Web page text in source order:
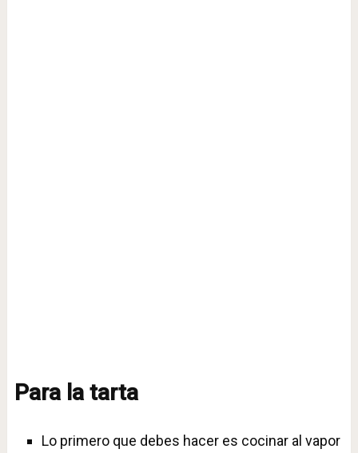
Para la tarta
Lo primero que debes hacer es cocinar al vapor